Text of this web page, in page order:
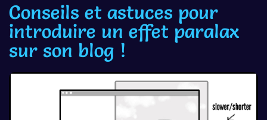
Conseils et astuces pour
introduire un effet paralax
sur son blog !